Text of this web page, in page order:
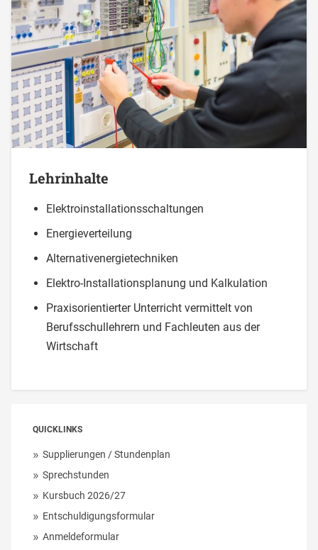
Lehrinhalte
Elektroinstallationsschaltungen
Energieverteilung
Alternativenergietechniken
Elektro-Installationsplanung und Kalkulation
Praxisorientierter Unterricht vermittelt von
Berufsschullehrern und Fachleuten aus der
Wirtschaft
QUICKLINKS
Supplierungen / Stundenplan
Sprechstunden
Kursbuch 2026/27
Entschuldigungsformular
Anmeldeformular